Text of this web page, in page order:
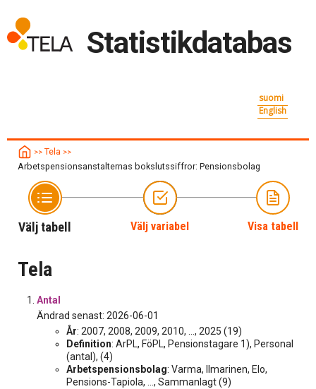
Statistikdatabas
suomi
English
>> Tela >>
Arbetspensionsanstalternas bokslutssiffror: Pensionsbolag
Välj tabell Välj variabel Visa tabell
Tela
Antal
Ändrad senast: 2026-06-01
År: 2007, 2008, 2009, 2010, ..., 2025 (19)
Definition: ArPL, FöPL, Pensionstagare 1), Personal
(antal), (4)
Arbetspensionsbolag: Varma, Ilmarinen, Elo,
Pensions-Tapiola, ..., Sammanlagt (9)